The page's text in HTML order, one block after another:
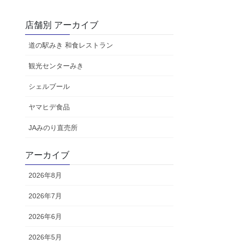
店舗別 アーカイブ
道の駅みき 和食レストラン
観光センターみき
シェルブール
ヤマヒデ食品
JAみのり直売所
アーカイブ
2026年8月
2026年7月
2026年6月
2026年5月